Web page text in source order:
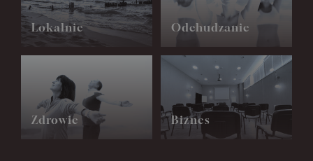
Lokalnie Odchudzanie
Zdrowie Biznes